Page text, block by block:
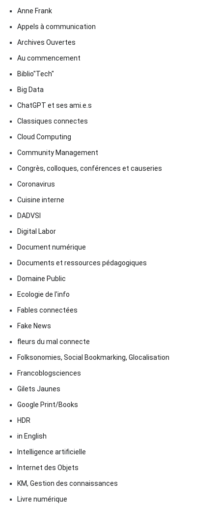
Anne Frank
Appels à communication
Archives Ouvertes
Au commencement
Biblio"Tech"
Big Data
ChatGPT et ses ami.e.s
Classiques connectes
Cloud Computing
Community Management
Congrès, colloques, conférences et causeries
Coronavirus
Cuisine interne
DADVSI
Digital Labor
Document numérique
Documents et ressources pédagogiques
Domaine Public
Ecologie de l'info
Fables connectées
Fake News
fleurs du mal connecte
Folksonomies, Social Bookmarking, Glocalisation
Francoblogsciences
Gilets Jaunes
Google Print/Books
HDR
in English
Intelligence artificielle
Internet des Objets
KM, Gestion des connaissances
Livre numérique